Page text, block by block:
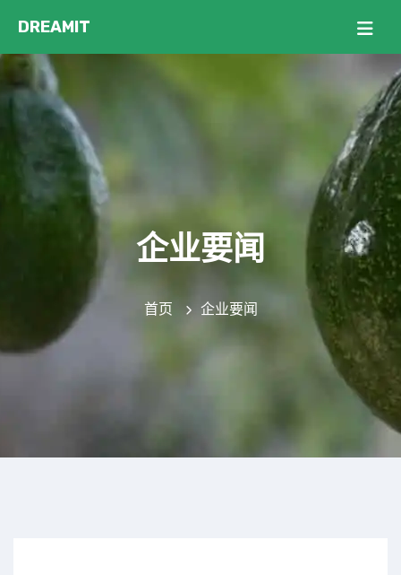
企业要闻
首页 企业要闻